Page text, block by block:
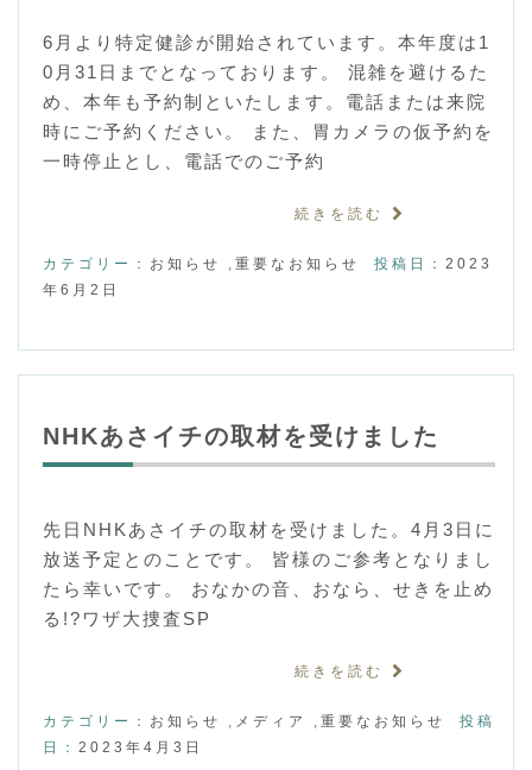
6月より特定健診が開始されています。本年度は1
0月31日までとなっております。 混雑を避けるた
め、本年も予約制といたします。電話または来院
時にご予約ください。 また、胃カメラの仮予約を
一時停止とし、電話でのご予約
続きを読む
カテゴリー： お知らせ , 重要なお知らせ 投稿日： 2023
年6月2日
NHKあさイチの取材を受けました
先日NHKあさイチの取材を受けました。4月3日に
放送予定とのことです。 皆様のご参考となりまし
たら幸いです。 おなかの音、おなら、せきを止め
る!?ワザ大捜査SP
続きを読む
カテゴリー： お知らせ , メディア , 重要なお知らせ
投稿
日： 2023年4月3日